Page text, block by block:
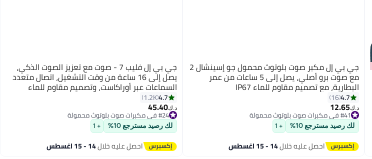
جي بي إل مكبر صوت بلوتوث محمول جو إسينشال 2
مع صوت برو أصلي، يصل إلى 5 ساعات من عمر
البطارية، مع تصميم مقاوم للماء IP67
4.7
16
د.ك‏12.65
#41 في مكبرات صوت بلوتوث محمولة
باقي 3 وحدات في المخزون
#41 في مكبرات صوت بلوتوث محمولة
لك رصيد مسترجع 10% + 1
احصل عليه خلال14 - 15 اغسطس
جي بي إل فليب 7 - صوت مع تعزيز الصوت الذكي،
يصل إلى 16 ساعة من وقت التشغيل، اتصال متعدد
السماعات عبر أوراكاست، وتصميم مقاوم للماء
والغبار والسقوط لجميع المغامرات
4.7
1.2K
د.ك‏45.40
#24 في مكبرات صوت بلوتوث محمولة
باقي 2 وحدات في المخزون
#24 في مكبرات صوت بلوتوث محمولة
لك رصيد مسترجع 10% + 1
احصل عليه خلال14 - 15 اغسطس